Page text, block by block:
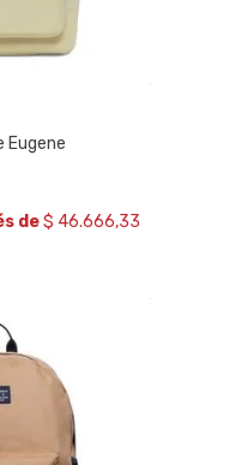
Eugene
de$ 46.666,33